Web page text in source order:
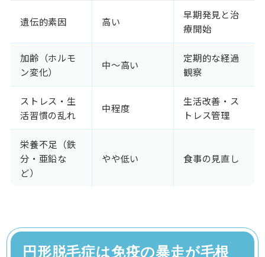
遺伝的素因 高い
早期発見と治
療開始
加齢（ホルモ
ン変化）
中〜高い
定期的な経過
観察
ストレス・生
活習慣の乱れ
中程度
生活改善・ス
トレス管理
栄養不足（鉄
分・亜鉛な
ど）
やや低い 食事の見直し
円形脱毛症は免疫の暴走が毛根